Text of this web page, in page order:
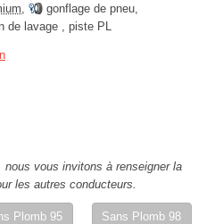
, gonflage de pneu,
de lavage , piste PL
nous vous invitons à renseigner la
les autres conducteurs.
Plomb 95 Sans Plomb 98